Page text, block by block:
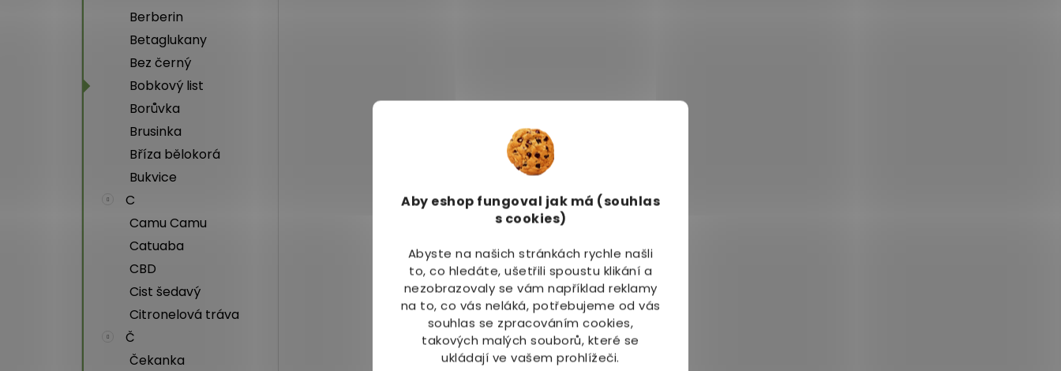
Aby eshop fungoval jak má (souhlas
s cookies)
Abyste na našich stránkách rychle našli
to, co hledáte, ušetřili spoustu klikání a
nezobrazovaly se vám například reklamy
na to, co vás neláká, potřebujeme od vás
souhlas se zpracováním cookies,
takových malých souborů, které se
ukládají ve vašem prohlížeči.
Berberin
Betaglukany
Bez černý
Bobkový list
Borůvka
Brusinka
Bříza bělokorá
Bukvice
C
Camu Camu
Catuaba
CBD
Cist šedavý
Citronelová tráva
Č
Čekanka